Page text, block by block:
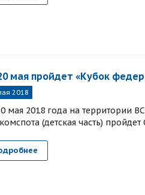
мая пройдет «Кубок
2018
мая 2018 года на территории
(детская часть)